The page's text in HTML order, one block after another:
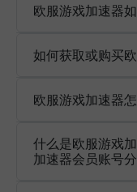
欧服游戏加速器
如何获取或购买
欧服游戏加速器
什么是欧服游戏
加速器会员账号